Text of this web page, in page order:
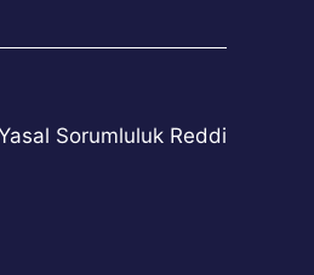
Sorumluluk Reddi